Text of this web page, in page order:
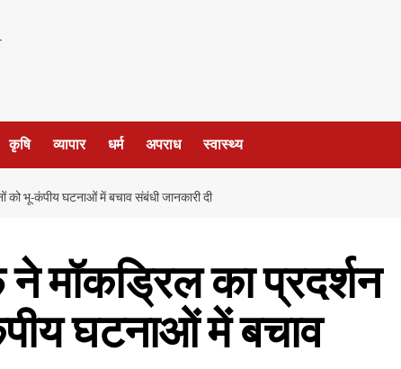
कृषि व्यापार धर्म अपराध स्वास्थ्य
भू-कंपीय घटनाओं में बचाव संबंधी जानकारी दी
मॉकड्रिल का प्रदर्शन
घटनाओं में बचाव